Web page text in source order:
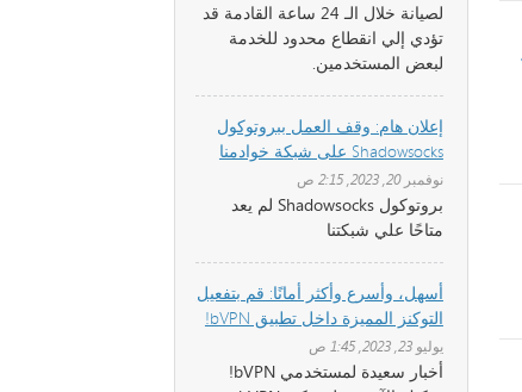
لصيانة خلال الـ 24 ساعة القادمة قد
تؤدي إلي انقطاع محدود للخدمة
لبعض المستخدمين.
إعلان هام: وقف العمل ببروتوكول
Shadowsocks على شبكة خوادمنا
نوفمبر 20, 2023, 2:15 ص
بروتوكول Shadowsocks لم يعد
متاحًا علي شبكتنا
أسهل، وأسرع وأكثر أمانًا: قم بتفعيل
التوكنز المميزة داخل تطبيق bVPN!
يوليو 23, 2023, 1:45 ص
أخبار سعيدة لمستخدمي bVPN!